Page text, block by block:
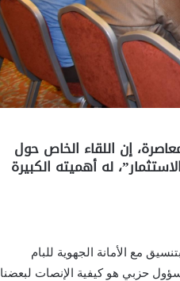
إن اللقاء الخاص حول
له أهميته الكبيرة
مع الأمانة الجهوية للبام
حزبي هو كيفية الإنصات لبعضنا